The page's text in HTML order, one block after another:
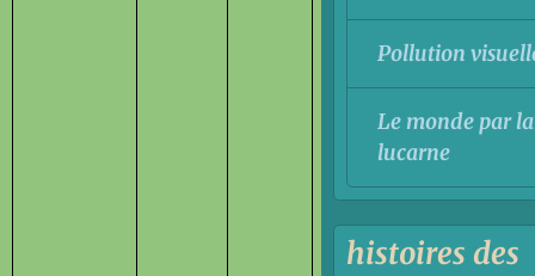
Pollution
Le monde par la
lucarne
histoires des